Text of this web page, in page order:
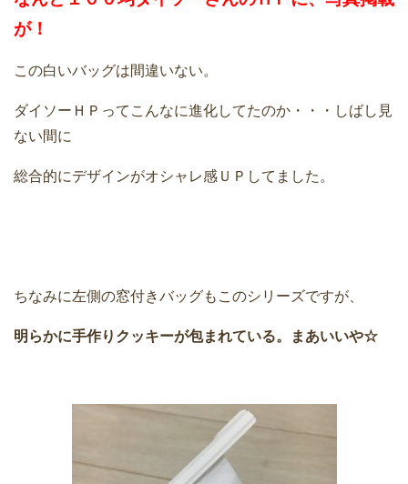
が！
この白いバッグは間違いない。
ダイソーＨＰってこんなに進化してたのか・・・しばし見
ない間に
総合的にデザインがオシャレ感ＵＰしてました。
ちなみに左側の窓付きバッグもこのシリーズですが、
明らかに手作りクッキーが包まれている。まあいいや☆